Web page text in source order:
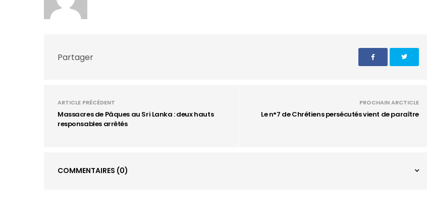
Partager
ARTICLE PRÉCÉDENT
Massacres de Pâques au Sri Lanka : deux hauts
responsables arrêtés
PROCHAIN ARCTICLE
Le n°7 de Chrétiens persécutés vient de paraître
COMMENTAIRES (0)